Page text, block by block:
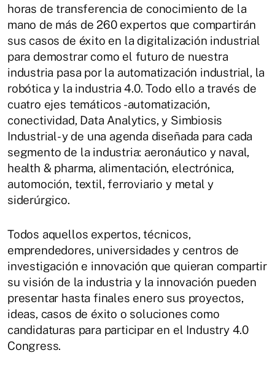
horas de transferencia de conocimiento de la
mano de más de 260 expertos que compartirán
sus casos de éxito en la digitalización industrial
para demostrar como el futuro de nuestra
industria pasa por la automatización industrial, la
robótica y la industria 4.0. Todo ello a través de
cuatro ejes temáticos -automatización,
conectividad, Data Analytics, y Simbiosis
Industrial- y de una agenda diseñada para cada
segmento de la industria: aeronáutico y naval,
health & pharma, alimentación, electrónica,
automoción, textil, ferroviario y metal y
siderúrgico.
Todos aquellos expertos, técnicos,
emprendedores, universidades y centros de
investigación e innovación que quieran compartir
su visión de la industria y la innovación pueden
presentar hasta finales enero sus proyectos,
ideas, casos de éxito o soluciones como
candidaturas para participar en el Industry 4.0
Congress.